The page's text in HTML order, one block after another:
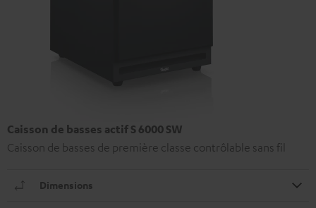
Caisson de basses actif S 6000 SW
Caisson de basses de première classe contrôlable sans fil
Dimensions